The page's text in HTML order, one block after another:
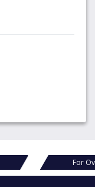
For Overseas